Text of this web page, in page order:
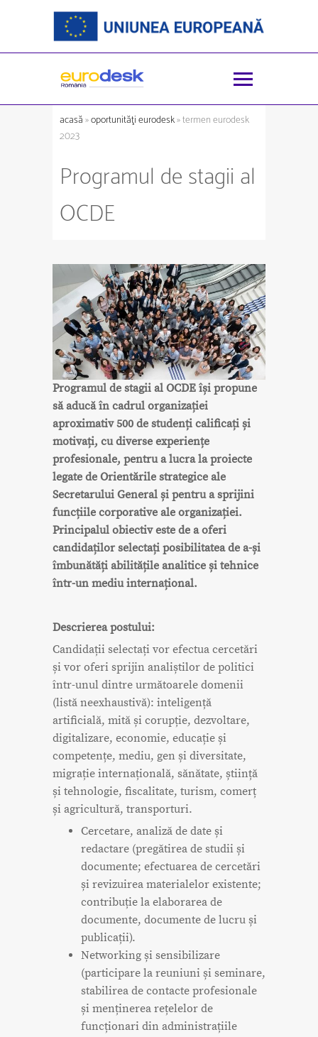
acasă»oportunităţi eurodesk» termen eurodesk
2023
Programul de stagii al
OCDE
Programul de stagii al OCDE își propune
să aducă în cadrul organizației
aproximativ 500 de studenți calificați și
motivați, cu diverse experiențe
profesionale, pentru a lucra la proiecte
legate de Orientările strategice ale
Secretarului General și pentru a sprijini
funcțiile corporative ale organizației.
Principalul obiectiv este de a oferi
candidaților selectați posibilitatea de a-și
îmbunătăți abilitățile analitice și tehnice
într-un mediu internațional.
Descrierea postului:
Candidații selectați vor efectua cercetări
și vor oferi sprijin analiștilor de politici
într-unul dintre următoarele domenii
(listă neexhaustivă): inteligență
artificială, mită și corupție, dezvoltare,
digitalizare, economie, educație și
competențe, mediu, gen și diversitate,
migrație internațională, sănătate, știință
și tehnologie, fiscalitate, turism, comerț
și agricultură, transporturi.
Cercetare, analiză de date și
redactare (pregătirea de studii și
documente; efectuarea de cercetări
și revizuirea materialelor existente;
contribuție la elaborarea de
documente, documente de lucru și
publicații).
Networking și sensibilizare
(participare la reuniuni și seminare,
stabilirea de contacte profesionale
și menținerea rețelelor de
funcționari din administrațiile